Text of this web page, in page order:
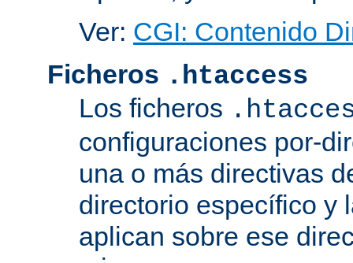
Ver: CGI: Contenido
Ficheros .htaccess
Los ficheros
configuraciones por-
una o más directivas
directorio específico y
aplican sobre ese